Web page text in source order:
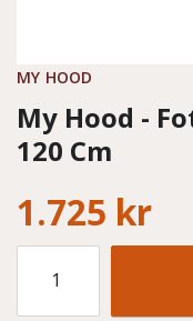
MY HOOD
My Hood -
120 Cm
1.725 kr